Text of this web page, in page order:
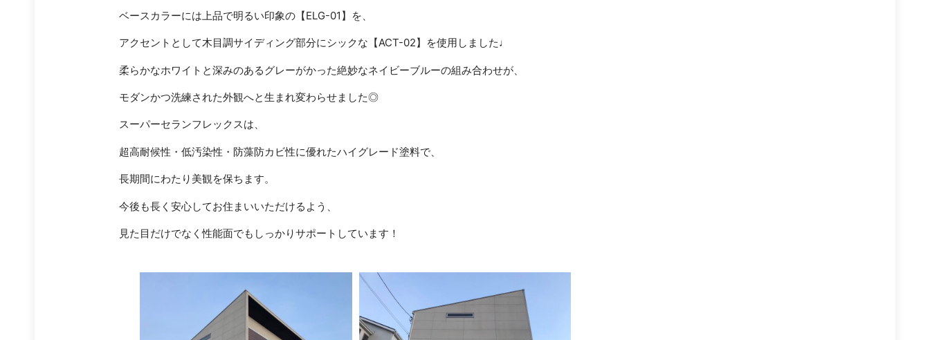
ベース カラーには上品で明るい印象の【ELG-01】 を、
アクセント として木目調サイディング部分にシックな【ACT-02】 を使用しました♩
柔らかなホワイト と深みのあるグレーがかった絶妙なネイビーブルーの組み合わせが、
モダンかつ洗練された外観へと生まれ変わらせました◎
スーパーセラ ンフレックスは、
超高耐候性・ 低汚染性・ 防藻防カビ性に優れたハイグレード塗料で、
長期間にわたり 美観を保ち ます。
今後 も長 く 安心してお住まいいただける よう、
見た目 だけでなく性能面でも しっかりサポート してい ます！